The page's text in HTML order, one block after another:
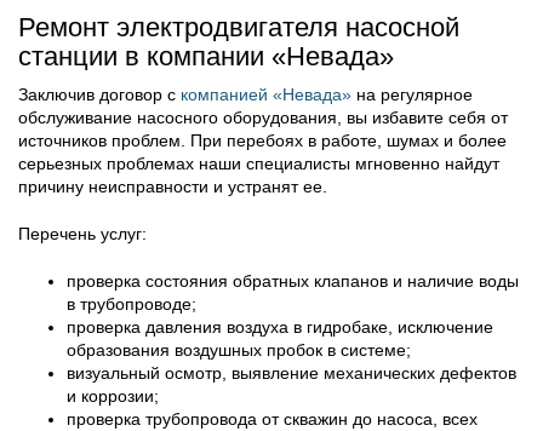
Ремонт электродвигателя насосной
станции в компании «Невада»
Заключив договор с компанией «Невада» на регулярное
обслуживание насосного оборудования, вы избавите себя от
источников проблем. При перебоях в работе, шумах и более
серьезных проблемах наши специалисты мгновенно найдут
причину неисправности и устранят ее.
Перечень услуг:
проверка состояния обратных клапанов и наличие воды
в трубопроводе;
проверка давления воздуха в гидробаке, исключение
образования воздушных пробок в системе;
визуальный осмотр, выявление механических дефектов
и коррозии;
проверка трубопровода от скважин до насоса, всех